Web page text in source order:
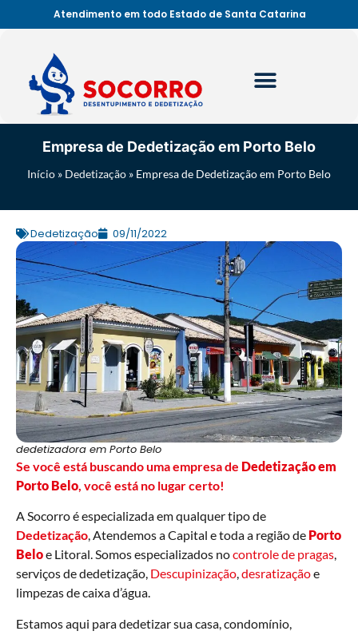
Atendimento em todo Estado de Santa Catarina
Empresa de Dedetização em Porto Belo
Início » Dedetização » Empresa de Dedetização em Porto Belo
Dedetização 09/11/2022
dedetizadora em Porto Belo
Se você está buscando uma empresa de Dedetização em
Porto Belo, você está no lugar certo!
A Socorro é especializada em qualquer tipo de
Dedetização, Atendemos a Capital e toda a região de Porto
Beloe Litoral. Somos especializados nocontrole de pragas,
serviços de dedetização, Descupinização,desratizaçãoe
limpezas de caixa d’água.
Estamos aqui para dedetizar sua casa, condomínio,